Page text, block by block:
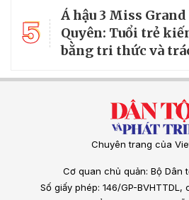
5
Á hậu 3 Miss
Quyên: Tuổi trẻ
bằng tri thức và
Chuyên trang của
Cơ quan chủ quản: Bộ Dân
Số giấy phép: 146/GP-BVHTTDL,